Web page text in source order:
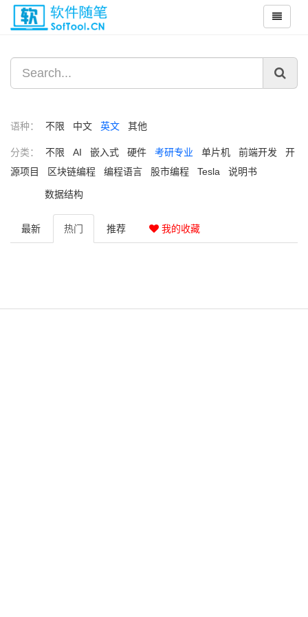
语种： 不限 中文 英文 其他
分类： 不限 AI 嵌入式 硬件 考研专业 单片机 前端开发
开
源项目
区块链编程 编程语言 股市编程 Tesla 说明书
数据结构
最新 热门 推荐 我的收藏